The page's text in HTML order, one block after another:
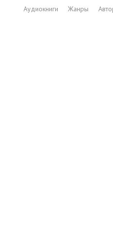
Аудиокниги Жанры